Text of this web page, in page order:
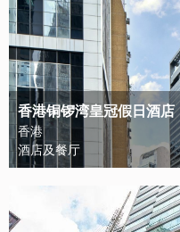
香港铜锣湾皇冠假日酒店
香港
酒店及餐厅